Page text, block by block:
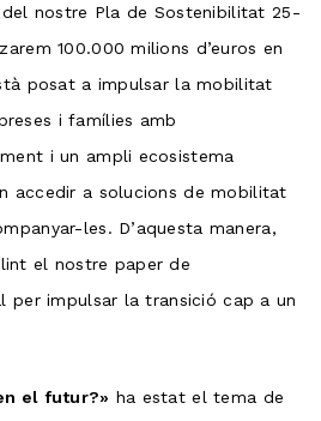
nostre Pla de Sostenibilitat 25-
100.000 milions d’euros en
posat a impulsar la mobilitat
i famílies amb
i un ampli ecosistema
accedir a solucions de mobilitat
les. D’aquesta manera,
el nostre paper de
per impulsar la transició cap a un
el futur?» ha estat el tema de